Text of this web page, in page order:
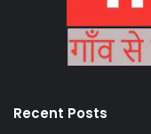
Recent Posts